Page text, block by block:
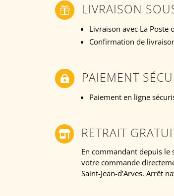
 LIVRAISON
Livraison avec La Poste
Confirmation de
 PAIEMENT
Paiement en ligne
 RETRAIT
En commandant depuis
votre commande
Saint-Jean-d’Arves. Arrêt